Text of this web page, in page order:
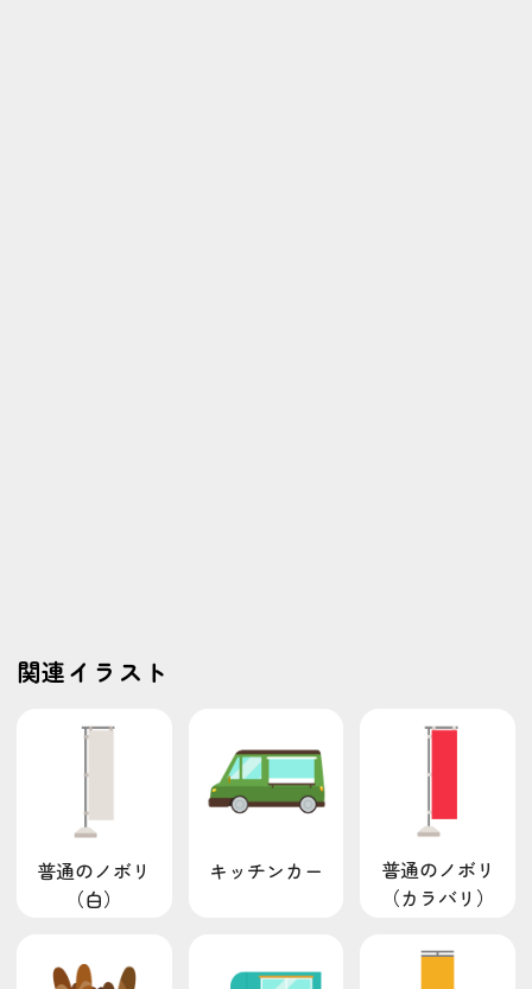
関連イラスト
普通のノボリ
（白）
キッチンカー
普通のノボリ
（カラバリ）